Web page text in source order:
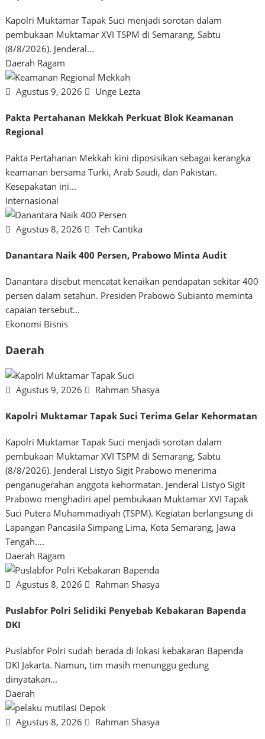
Kapolri Muktamar Tapak Suci menjadi sorotan dalam
pembukaan Muktamar XVI TSPM di Semarang, Sabtu
(8/8/2026). Jenderal...
Daerah Ragam
Agustus 9, 2026 Unge Lezta
Pakta Pertahanan Mekkah Perkuat Blok Keamanan
Regional
Pakta Pertahanan Mekkah kini diposisikan sebagai kerangka
keamanan bersama Turki, Arab Saudi, dan Pakistan.
Kesepakatan ini...
Internasional
Agustus 8, 2026 Teh Cantika
Danantara Naik 400 Persen, Prabowo Minta Audit
Danantara disebut mencatat kenaikan pendapatan sekitar 400
persen dalam setahun. Presiden Prabowo Subianto meminta
capaian tersebut...
Ekonomi Bisnis
Daerah
Agustus 9, 2026 Rahman Shasya
Kapolri Muktamar Tapak Suci Terima Gelar Kehormatan
Kapolri Muktamar Tapak Suci menjadi sorotan dalam
pembukaan Muktamar XVI TSPM di Semarang, Sabtu
(8/8/2026). Jenderal Listyo Sigit Prabowo menerima
penganugerahan anggota kehormatan. Jenderal Listyo Sigit
Prabowo menghadiri apel pembukaan Muktamar XVI Tapak
Suci Putera Muhammadiyah (TSPM). Kegiatan berlangsung di
Lapangan Pancasila Simpang Lima, Kota Semarang, Jawa
Tengah....
Daerah Ragam
Agustus 8, 2026 Rahman Shasya
Puslabfor Polri Selidiki Penyebab Kebakaran Bapenda
DKI
Puslabfor Polri sudah berada di lokasi kebakaran Bapenda
DKI Jakarta. Namun, tim masih menunggu gedung
dinyatakan...
Daerah
Agustus 8, 2026 Rahman Shasya